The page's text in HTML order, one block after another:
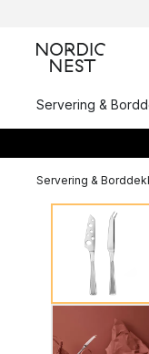
Servering &
Servering &